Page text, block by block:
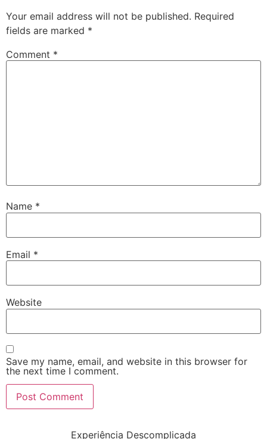
Your email address will not be published. Required
fields are marked *
Comment *
Name *
Email *
Website
Save my name, email, and website in this browser for
the next time I comment.
Experiência Descomplicada